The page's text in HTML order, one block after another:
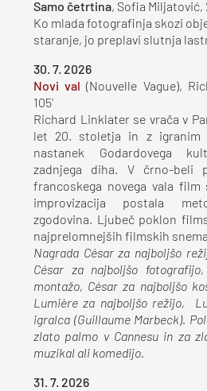
Samo četrtina, Sofia Miljatović,
Ko mlada fotografinja skozi
staranje, jo preplavi slutnja
30. 7. 2026
Novi val
(Nouvelle Vague),
105'
Richard Linklater se vrača v
let 20. stoletja in z igranim
nastanek Godardovega
zadnjega diha. V črno-beli
francoskega novega vala
improvizacija postala
zgodovina. Ljubeč poklon
najprelomnejših filmskih
Nagrada César za najboljšo
César za najboljšo
montažo, César za najboljšo
Lumière za najboljšo režijo,
igralca (Guillaume Marbeck).
zlato palmo v Cannesu in za
muzikal ali komedijo.
31. 7. 2026